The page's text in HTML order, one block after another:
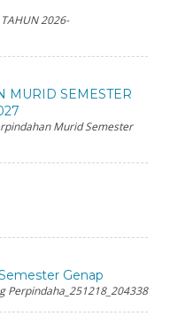
TAHUN 2026-
MURID SEMESTER
Murid Semester
Genap
Perpindaha_251218_204338